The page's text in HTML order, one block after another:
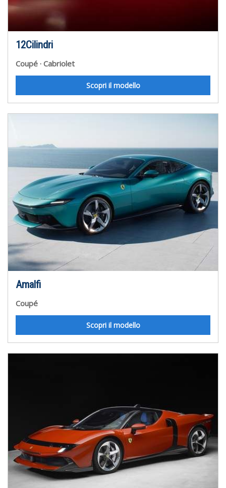
12Cilindri
Coupé Cabriolet
Scopri il modello
Amalfi
Coupé
Scopri il modello